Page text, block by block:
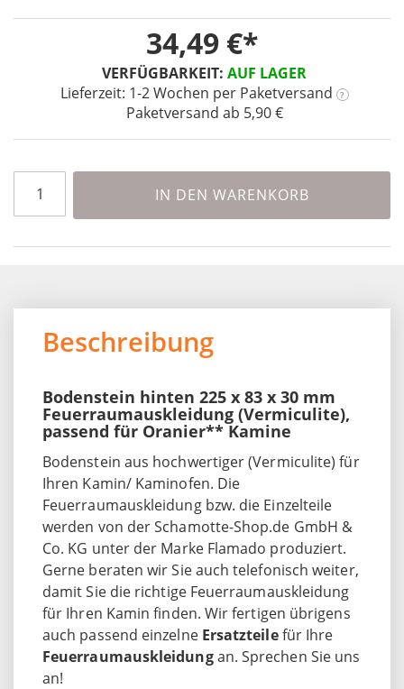
VERFÜGBARKEIT: AUF LAGER
Lieferzeit: 1-2 Wochen per Paketversand ?
Paketversand ab 5,90 €
34,49 €
IN DEN WARENKORB
Beschreibung
Bodenstein hinten 225 x 83 x 30 mm
Feuerraumauskleidung (Vermiculite),
passend für Oranier** Kamine
Bodenstein aus hochwertiger (Vermiculite) für
Ihren Kamin/ Kaminofen. Die
Feuerraumauskleidung bzw. die Einzelteile
werden von der Schamotte-Shop.de GmbH &
Co. KG unter der Marke Flamado produziert.
Gerne beraten wir Sie auch telefonisch weiter,
damit Sie die richtige Feuerraumauskleidung
für Ihren Kamin finden. Wir fertigen übrigens
auch passend einzelne Ersatzteilefür Ihre
Feuerraumauskleidungan. Sprechen Sie uns
an!